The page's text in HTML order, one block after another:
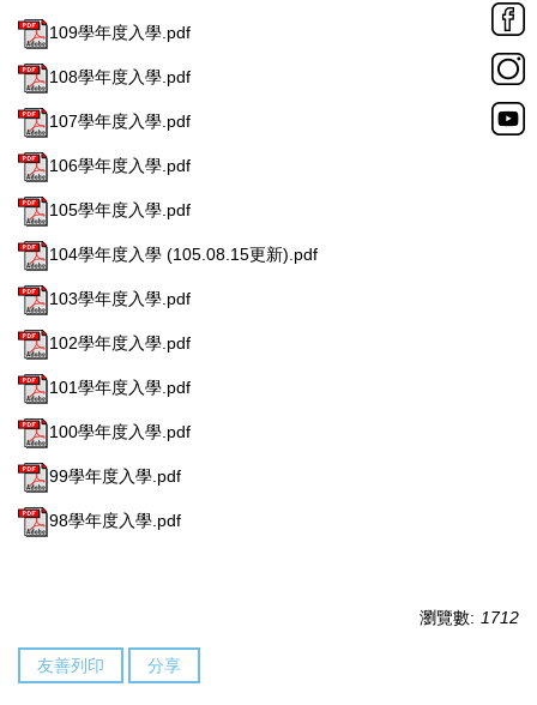
109學年度入學.pdf
108學年度入學.pdf
107學年度入學.pdf
106學年度入學.pdf
105學年度入學.pdf
104學年度入學 (105.08.15更新).pdf
103學年度入學.pdf
102學年度入學.pdf
101學年度入學.pdf
100學年度入學.pdf
99學年度入學.pdf
98學年度入學.pdf
瀏覽數: 1712
友善列印 分享